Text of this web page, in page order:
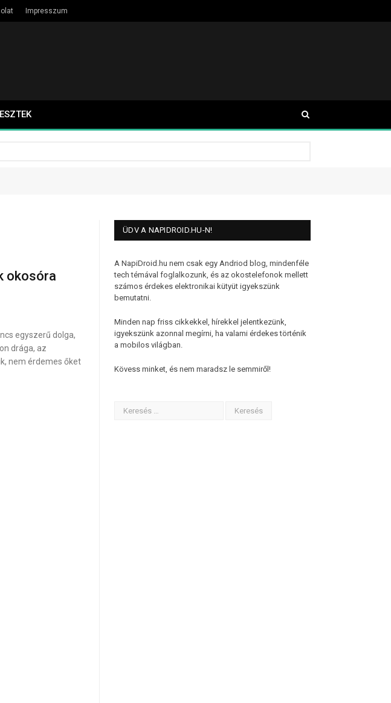
Impresszum
okosóra
egyszerű dolga,
drága, az
nem érdemes őket
ÜDV A NAPIDROID.HU-N!
A NapiDroid.hu nem csak egy Andriod blog, mindenféle
tech témával foglalkozunk, és az okostelefonok mellett
számos érdekes elektronikai kütyüt igyekszünk
bemutatni.
Minden nap friss cikkekkel, hírekkel jelentkezünk,
igyekszünk azonnal megírni, ha valami érdekes történik
a mobilos világban.
Kövess minket, és nem maradsz le semmiről!